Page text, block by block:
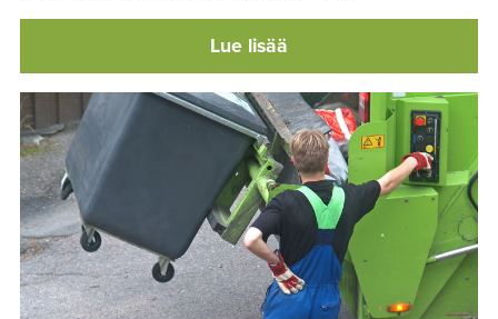
Lue lisää